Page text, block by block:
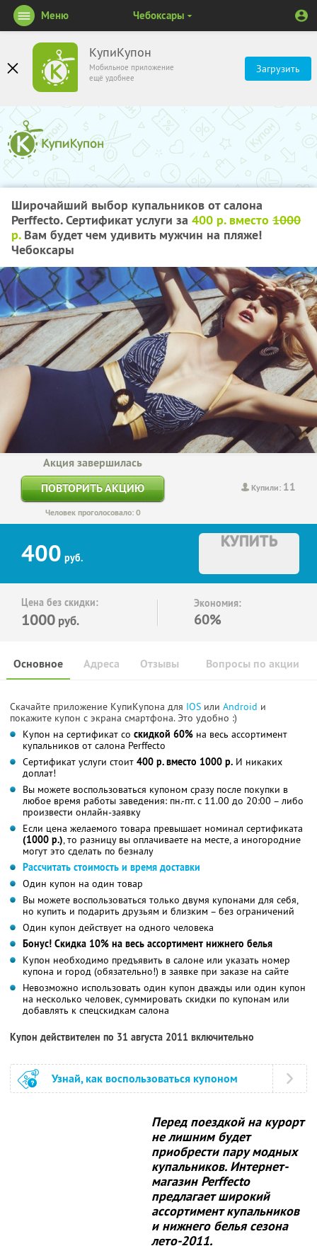
КупиКупон
Мобильное приложение
ещё удобнее
Загрузить
Меню Чебоксары
Широчайший выбор купальников от салона
Perffecto. Сертификат услуги за 400 р. вместо 1000
р.Вам будет чем удивить мужчин на пляже!
Чебоксары
Купили: 11
Акция завершилась
ПОВТОРИТЬ АКЦИЮ
Человек проголосовало: 0
400 руб.
КУПИТЬ
Цена без скидки:
1000 руб.
Экономия:
60%
Основное Отзывы Вопросы по акции
Адреса
Скачайте приложение КупиКупона для IOS или Android и
покажите купон с экрана смартфона. Это удобно :)
Купон на сертификат со скидкой 60% на весь ассортимент
купальников от салона Perffecto
Сертификат услуги стоит 400 р. вместо 1000 р. И никаких
доплат!
Вы можете воспользоваться купоном сразу после покупки в
любое время работы заведения: пн.-пт. с 11.00 до 20:00 – либо
произвести онлайн-заявку
Если цена желаемого товара превышает номинал сертификата
(1000 р.), то разницу вы оплачиваете на месте, а иногородние
могут это сделать по безналу
Рассчитать стоимость и время доставки
Один купон на один товар
Вы можете воспользоваться только двумя купонами для себя,
но купить и подарить друзьям и близким – без ограничений
Один купон действует на одного человека
Бонус! Скидка 10% на весь ассортимент нижнего белья
Купон необходимо предъявить в салоне или указать номер
купона и город (обязательно!) в заявке при заказе на сайте
Невозможно использовать один купон дважды или один купон
на несколько человек, суммировать скидки по купонам или
добавлять к спецскидкам салона
Купон действителен по 31 августа 2011 включительно
Узнай, как воспользоваться купоном
Перед поездкой на курорт
не лишним будет
приобрести пару модных
купальников. Интернет-
магазин Perffecto
предлагает широкий
ассортимент купальников
и нижнего белья сезона
лето-2011.